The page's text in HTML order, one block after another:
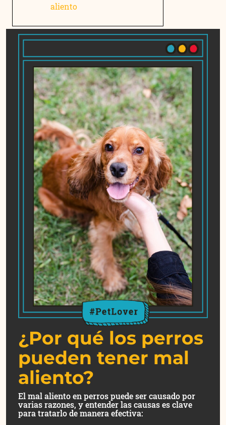
aliento
¿Por qué los perros
pueden tener mal
aliento?
El mal aliento en perros puede ser causado por
varias razones, y entender las causas es clave
para tratarlo de manera efectiva: